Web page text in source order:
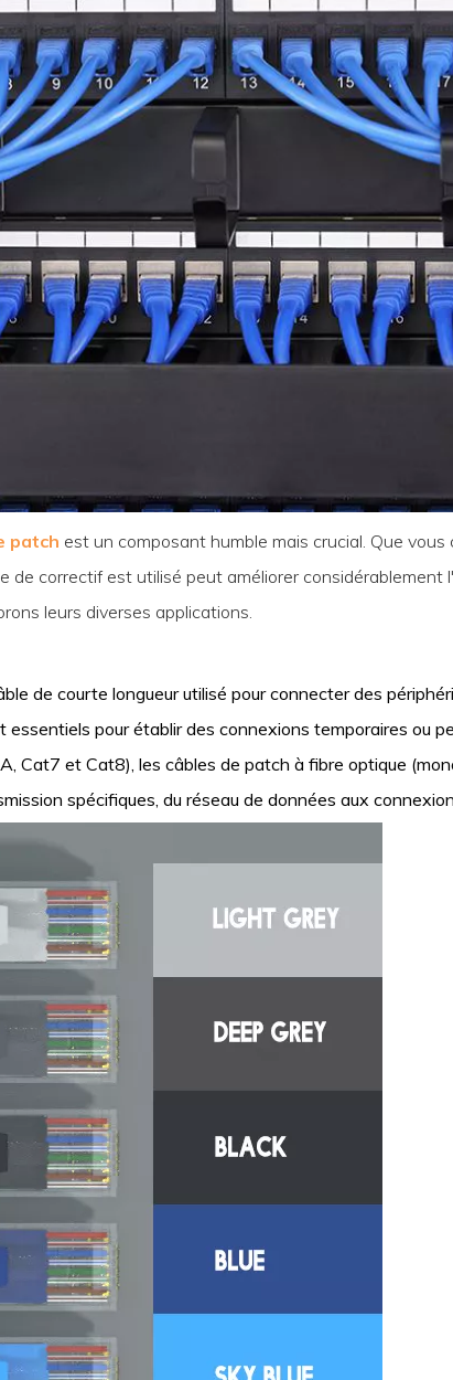
patch est un composant humble mais crucial. Que
de correctif est utilisé peut améliorer
leurs diverses applications.
de courte longueur utilisé pour connecter des
pour établir des connexions temporaires ou
Cat7 et Cat8), les câbles de patch à fibre optique
spécifiques, du réseau de données aux